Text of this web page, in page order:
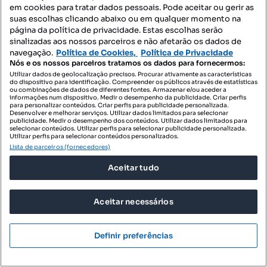
390 000 €2635,14 €/m²
Moradia T3+1 com piscina
Rua da Fontela - Fontela, Avanca, Estarreja, Aveiro
Tipologia
T3
Preço por metro quadrado
148 m²
ERA Ovar
em cookies para tratar dados pessoais. Pode aceitar ou gerir as
suas escolhas clicando abaixo ou em qualquer momento na
página da política de privacidade. Estas escolhas serão
sinalizadas aos nossos parceiros e não afetarão os dados de
navegação. Política de Cookies, Política de Privacidade
Nós e os nossos parceiros tratamos os dados para fornecermos:
Utilizar dados de geolocalização precisos. Procurar ativamente as características
do dispositivo para identificação. Compreender os públicos através de estatísticas
ou combinações de dados de diferentes fontes. Armazenar e/ou aceder a
informações num dispositivo. Medir o desempenho da publicidade. Criar perfis
para personalizar conteúdos. Criar perfis para publicidade personalizada.
Desenvolver e melhorar serviços. Utilizar dados limitados para selecionar
publicidade. Medir o desempenho dos conteúdos. Utilizar dados limitados para
selecionar conteúdos. Utilizar perfis para selecionar publicidade personalizada.
Utilizar perfis para selecionar conteúdos personalizados.
Lista de parceiros (fornecedores)
Aceitar tudo
Aceitar necessários
Definir preferências